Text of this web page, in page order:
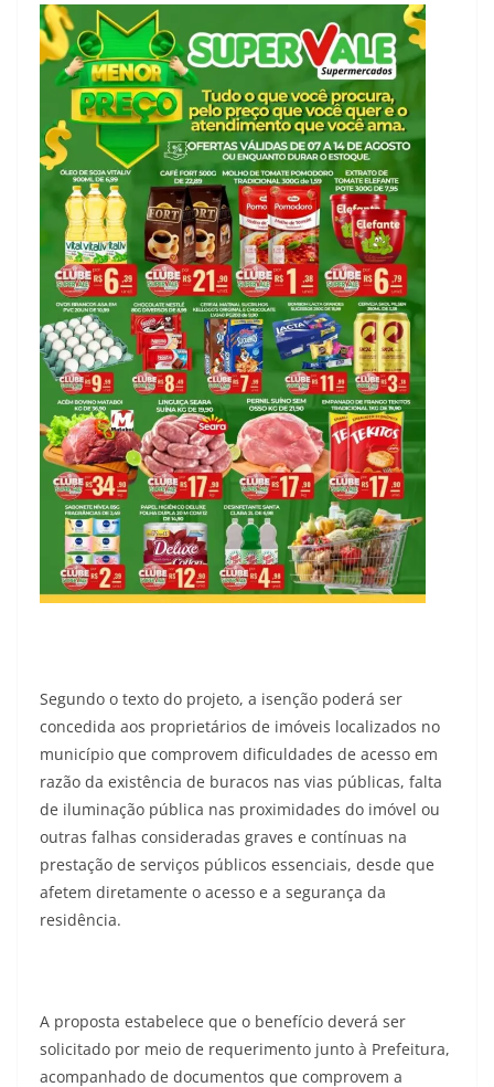
Segundo o texto do projeto, a isenção poderá ser
concedida aos proprietários de imóveis localizados no
município que comprovem dificuldades de acesso em
razão da existência de buracos nas vias públicas, falta
de iluminação pública nas proximidades do imóvel ou
outras falhas consideradas graves e contínuas na
prestação de serviços públicos essenciais, desde que
afetem diretamente o acesso e a segurança da
residência.
A proposta estabelece que o benefício deverá ser
solicitado por meio de requerimento junto à Prefeitura,
acompanhado de documentos que comprovem a